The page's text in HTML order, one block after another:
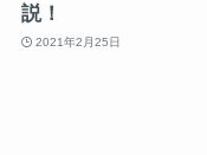
説！
2021年2月25日